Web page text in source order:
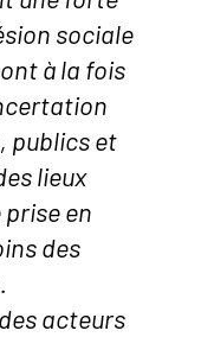
sociale
à la fois
publics et
lieux
prise en
des
acteurs